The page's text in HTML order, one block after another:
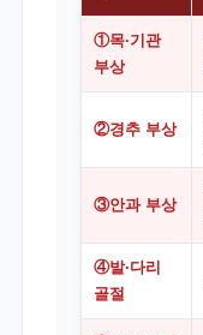
①목·기관
부상
②경추 부상
③안과 부상
④발·다리
골절